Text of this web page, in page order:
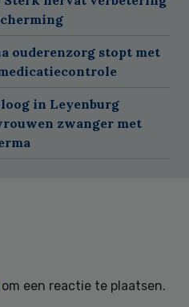
ouderenzorg stopt met
in Leyenburg
zwanger met
om een reactie te plaatsen.